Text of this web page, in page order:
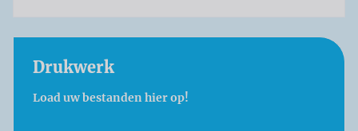
Drukwerk
Load uw bestanden hier op!